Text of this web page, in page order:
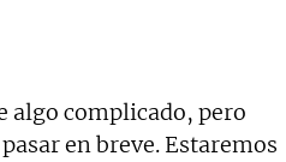
algo complicado, pero
en breve. Estaremos